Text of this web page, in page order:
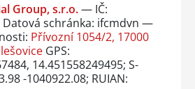
Group, s.r.o.— IČ:
schránka: ifcmdvn —
Přívozní 1054/2, 17000
GPS:
14.451558249495; S-
-1040922.08; RUIAN: